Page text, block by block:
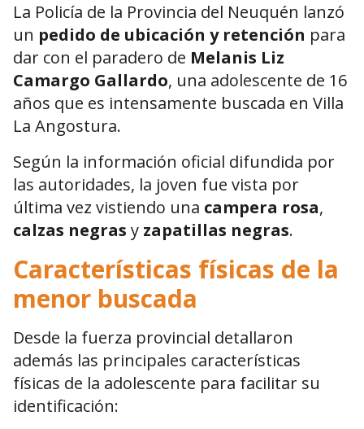
La Policía de la Provincia del Neuquén lanzó
un pedido de ubicación y retención para
dar con el paradero de Melanis Liz
Camargo Gallardo, una adolescente de 16
años que es intensamente buscada en Villa
La Angostura.
Según la información oficial difundida por
las autoridades, la joven fue vista por
última vez vistiendo una campera rosa,
calzas negras y zapatillas negras.
Características físicas de la
menor buscada
Desde la fuerza provincial detallaron
además las principales características
físicas de la adolescente para facilitar su
identificación: